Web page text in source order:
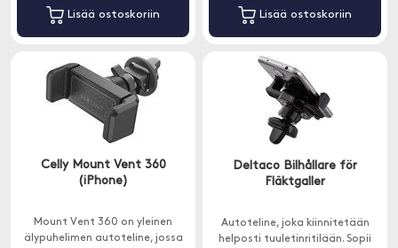
Lisää ostoskoriin Lisää ostoskoriin
Celly Mount Vent 360
(iPhone)
Mount Vent 360 on yleinen
älypuhelimen autoteline, jossa
Deltaco Bilhållare för
Fläktgaller
Autoteline, joka kiinnitetään
helposti tuuletinritilään. Sopii